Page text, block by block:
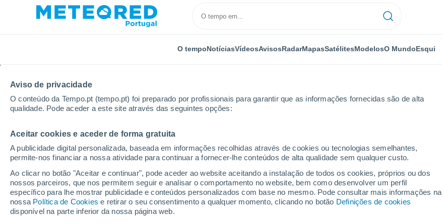
Aviso de privacidade
O conteúdo da Tempo.pt (tempo.pt) foi preparado por profissionais para garantir que as informações fornecidas são de alta
qualidade. Pode aceder a este site através das seguintes opções:
Aceitar cookies e aceder de forma gratuita
A publicidade digital personalizada, baseada em informações recolhidas através de cookies ou tecnologias semelhantes,
permite-nos financiar a nossa atividade para continuar a fornecer-lhe conteúdos de alta qualidade sem qualquer custo.
Ao clicar no botão "Aceitar e continuar", pode aceder ao website aceitando a instalação de todos os cookies, próprios ou dos
nossos parceiros, que nos permitem seguir e analisar o comportamento no website, bem como desenvolver um perfil
específico para lhe mostrar publicidade e conteúdos personalizados com base no mesmo. Pode consultar mais informações na
nossa Política de Cookies e retirar o seu consentimento a qualquer momento, clicando no botão Definições de cookies
disponível na parte inferior da nossa página web.
O tempoNotíciasVídeosAvisosRadarMapasSatélitesModelosO MundoEsqui
Início França Nova Aquitânia Charente-Maritime
Tempo em Charente-Maritime
Hoje, 9 agosto Todo o dia Símbolo
24°